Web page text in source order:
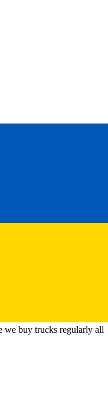
we buy trucks regularly all